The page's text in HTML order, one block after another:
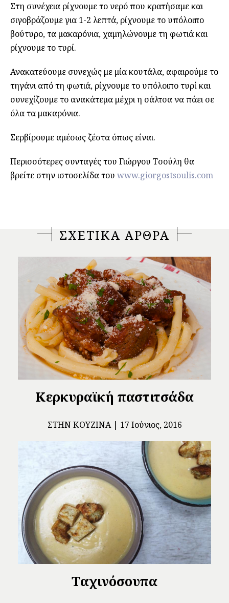
Στη συνέχεια ρίχνουμε το νερό που κρατήσαμε και
σιγοβράζουμε για 1-2 λεπτά, ρίχνουμε το υπόλοιπο
βούτυρο, τα μακαρόνια, χαμηλώνουμε τη φωτιά και
ρίχνουμε το τυρί.
Ανακατεύουμε συνεχώς με μία κουτάλα, αφαιρούμε το
τηγάνι από τη φωτιά, ρίχνουμε το υπόλοιπο τυρί και
συνεχίζουμε το ανακάτεμα μέχρι η σάλτσα να πάει σε
όλα τα μακαρόνια.
Σερβίρουμε αμέσως ζέστα όπως είναι.
Περισσότερες συνταγές του Γιώργου Τσούλη θα
βρείτε στην ιστοσελίδα του www.giorgostsoulis.com
ΣΧΕΤΙΚΑ ΑΡΘΡΑ
Κερκυραϊκή παστιτσάδα
ΣΤΗΝ ΚΟΥΖΊΝΑ 17 Ιούνιος, 2016
Ταχινόσουπα